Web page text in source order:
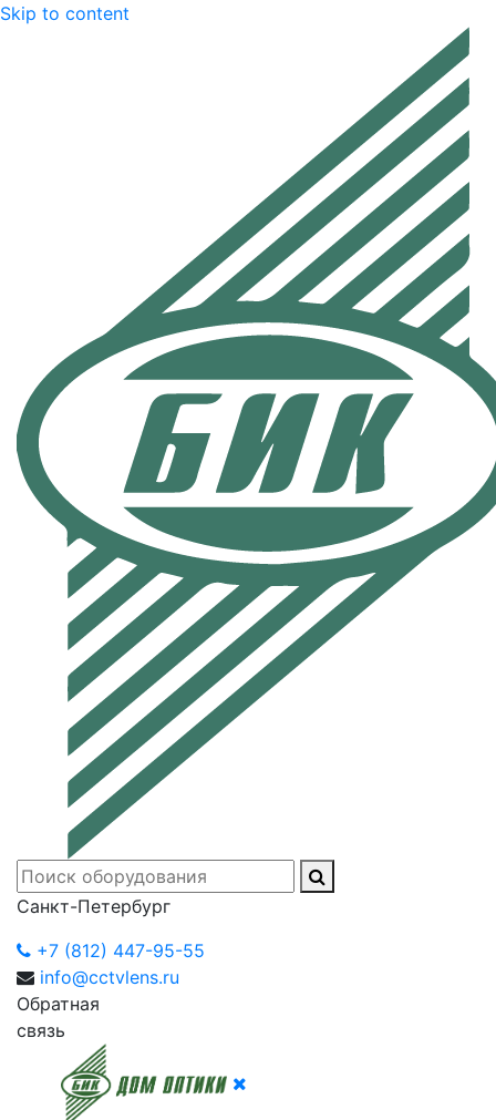
Skip to content
Санкт-Петербург
+7 (812) 447-95-55
info@cctvlens.ru
Обратная
связь